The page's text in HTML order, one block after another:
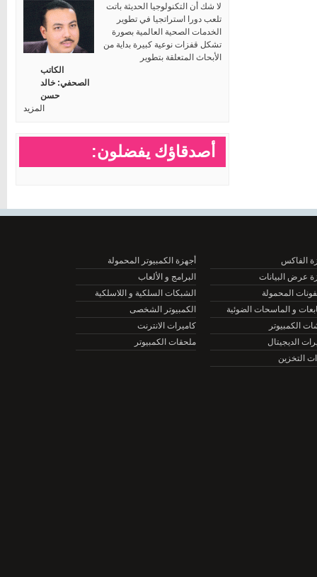
لا شك أن التكنولوجيا الحديثة باتت
تلعب دورا استراتجيا في تطوير
الخدمات الصحية العالمية بصورة
تشكل قفزات نوعية كبيرة بداية من
الأبحاث المتعلقة بتطوير
الكاتب
الصحفي: خالد
حسن
المزيد
أصدقاؤك يفضلون:
أجهزة الكمبيوتر المحمولة
البيانات
البرامج و الألعاب
المحمولة
الشبكات السلكية و اللاسلكية
و الماسحات الضوئية
الكمبيوتر الشخصى
كاميرات الانترنت
الديجيتال
ملحقات الكمبيوتر